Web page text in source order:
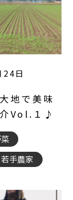
日
地で美味
Vol.１♪
若手農家